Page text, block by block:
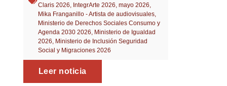
Claris 2026 IntegrArte 2026 mayo 2026
Mika Franganillo - Artista de audiovisuales,
Ministerio de Derechos Sociales Consumo y
Agenda 2030 2026 Ministerio de Igualdad
2026 Ministerio de Inclusión Seguridad
Social y Migraciones 2026
Leer noticia